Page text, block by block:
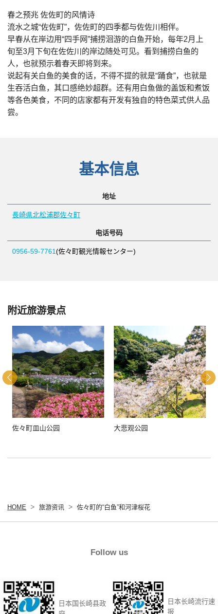
春之预兆 佐佐町的风情诗
流水之城“佐佐町”，佐佐町的四季都与佐佐川相伴。
早春从在岸边用“四手网”捕捞洄游的白鱼开始，每年2月上
旬至3月下旬在佐佐川的岸边随处可见。看到捕捞白鱼的
人，也就预示着春天即将到来。
说起有关白鱼的美食的话，不得不提的就是“踊食”，也就是
生吞活白鱼，其口感绝妙超群。还有用白鱼做的盖饭和煮饭
等各色美食，不同的店家都有开发有独自的特色菜式供人品
尝。
基本信息
地址
長崎県北松浦郡佐々町
电话号码
0956-59-7761(佐々町観光情報センター)
附近旅游景点
佐々町皿山公园 大悲观公园
HOME 旅游资讯 佐々町的“白鱼”和河津桜花
Follow us
日本国长崎县政
日本长崎流行速
报